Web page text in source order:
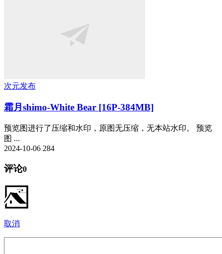
次元发布
霜月shimo-White Bear [16P-384MB]
预览图进行了压缩和水印，原图无压缩，无本站水印。 预览
图 ...
2024-10-06 284
评论0
取消